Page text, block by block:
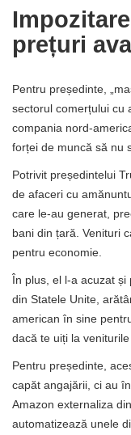
prețuri
Pentru președinte,
sectorul comerțului cu
compania nord-
forței de muncă să nu
Potrivit președintelui
de afaceri cu
care le-au generat,
bani din țară. Venituri
pentru economie.
În plus, el l-a acuzat și
din Statele Unite,
american în sine
dacă te uiți la
Pentru președinte,
capăt angajării, ci au
Amazon externaliza
automatizează unele